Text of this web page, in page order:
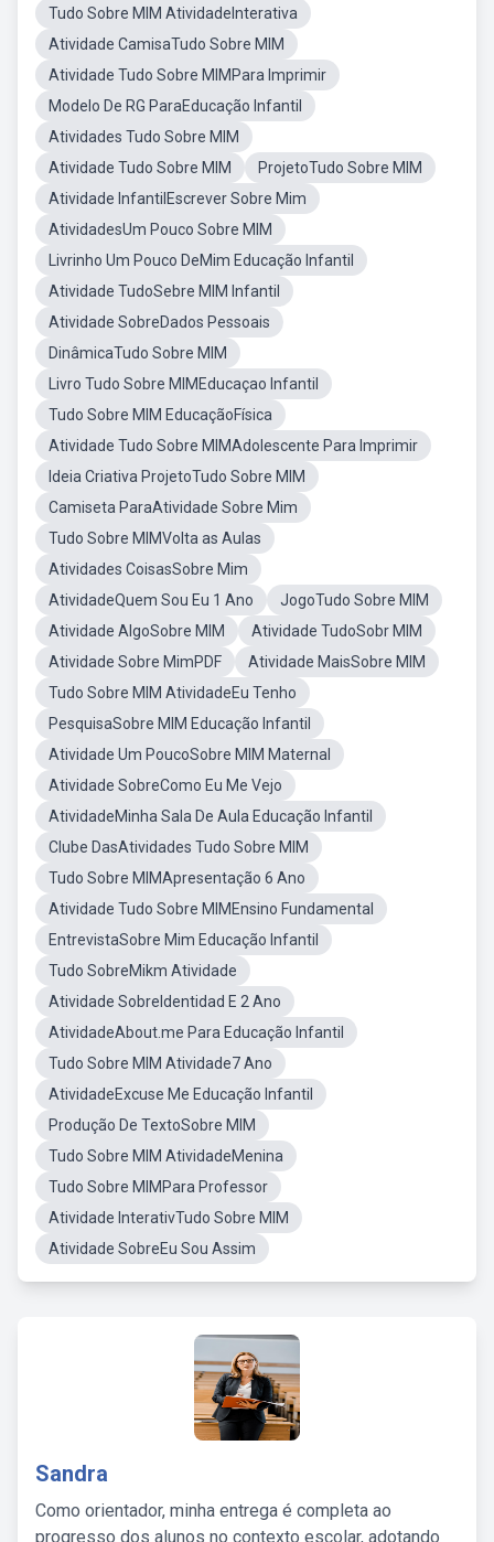
Tudo Sobre MIM AtividadeInterativa
Atividade CamisaTudo Sobre MIM
Atividade Tudo Sobre MIMPara Imprimir
Modelo De RG ParaEducação Infantil
Atividades Tudo Sobre MIM
Atividade Tudo Sobre MIM
ProjetoTudo Sobre MIM
Atividade InfantilEscrever Sobre Mim
AtividadesUm Pouco Sobre MIM
Livrinho Um Pouco DeMim Educação Infantil
Atividade TudoSebre MIM Infantil
Atividade SobreDados Pessoais
DinâmicaTudo Sobre MIM
Livro Tudo Sobre MIMEducaçao Infantil
Tudo Sobre MIM EducaçãoFísica
Atividade Tudo Sobre MIMAdolescente Para Imprimir
Ideia Criativa ProjetoTudo Sobre MIM
Camiseta ParaAtividade Sobre Mim
Tudo Sobre MIMVolta as Aulas
Atividades CoisasSobre Mim
AtividadeQuem Sou Eu 1 Ano
JogoTudo Sobre MIM
Atividade AlgoSobre MIM
Atividade TudoSobr MIM
Atividade Sobre MimPDF
Atividade MaisSobre MIM
Tudo Sobre MIM AtividadeEu Tenho
PesquisaSobre MIM Educação Infantil
Atividade Um PoucoSobre MIM Maternal
Atividade SobreComo Eu Me Vejo
AtividadeMinha Sala De Aula Educação Infantil
Clube DasAtividades Tudo Sobre MIM
Tudo Sobre MIMApresentação 6 Ano
Atividade Tudo Sobre MIMEnsino Fundamental
EntrevistaSobre Mim Educação Infantil
Tudo SobreMikm Atividade
Atividade SobreIdentidad E 2 Ano
AtividadeAbout.me Para Educação Infantil
Tudo Sobre MIM Atividade7 Ano
AtividadeExcuse Me Educação Infantil
Produção De TextoSobre MIM
Tudo Sobre MIM AtividadeMenina
Tudo Sobre MIMPara Professor
Atividade InterativTudo Sobre MIM
Atividade SobreEu Sou Assim
Sandra
Como orientador, minha entrega é completa ao
progresso dos alunos no contexto escolar, adotando